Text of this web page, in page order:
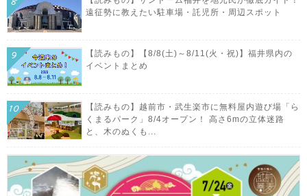
遠征勢に教えたい駐車場・託児所・周辺スポット
【読みもの】【8/8(土)～8/11(火・祝)】福井県内の
イベントまとめ
【読みもの】越前市・武生楽市に無料屋内遊び場「ら
くまるパーク」8/4オープン！ 高さ6mの立体迷路
と、木のぬくも...